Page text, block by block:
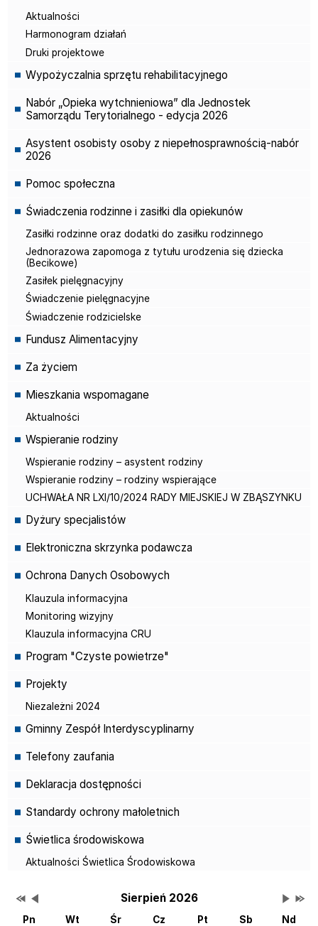
Aktualności
Harmonogram działań
Druki projektowe
Wypożyczalnia sprzętu rehabilitacyjnego
Nabór „Opieka wytchnieniowa” dla Jednostek
Samorządu Terytorialnego - edycja 2026
Asystent osobisty osoby z niepełnosprawnością-nabór
2026
Pomoc społeczna
Świadczenia rodzinne i zasiłki dla opiekunów
Zasiłki rodzinne oraz dodatki do zasiłku rodzinnego
Jednorazowa zapomoga z tytułu urodzenia się dziecka
(Becikowe)
Zasiłek pielęgnacyjny
Świadczenie pielęgnacyjne
Świadczenie rodzicielske
Fundusz Alimentacyjny
Za życiem
Mieszkania wspomagane
Aktualności
Wspieranie rodziny
Wspieranie rodziny – asystent rodziny
Wspieranie rodziny – rodziny wspierające
UCHWAŁA NR LXI/10/2024 RADY MIEJSKIEJ W ZBĄSZYNKU
Dyżury specjalistów
Elektroniczna skrzynka podawcza
Ochrona Danych Osobowych
Klauzula informacyjna
Monitoring wizyjny
Klauzula informacyjna CRU
Program "Czyste powietrze"
Projekty
Niezależni 2024
Gminny Zespół Interdyscyplinarny
Telefony zaufania
Deklaracja dostępności
Standardy ochrony małoletnich
Świetlica środowiskowa
Aktualności Świetlica Środowiskowa
Wydarzenia Lista wydarzeń w miesiącu
Sierpień 2026Brak wydarzeń w tym
Przestaw datę na Sierpień 2025
Przestaw datę na Lipiec 2026
Pn Wt Śr Cz Pt Sb
Nd